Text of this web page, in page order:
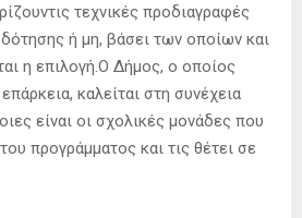
τεχνικές προδιαγραφές
ή μη, βάσει των οποίων και
η επιλογή.Ο Δήμος, ο οποίος
καλείται στη συνέχεια
είναι οι σχολικές μονάδες που
προγράμματος και τις θέτει σε